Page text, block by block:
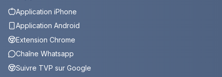
Application iPhone
Application Android
Extension Chrome
Chaîne Whatsapp
Suivre TVP sur Google